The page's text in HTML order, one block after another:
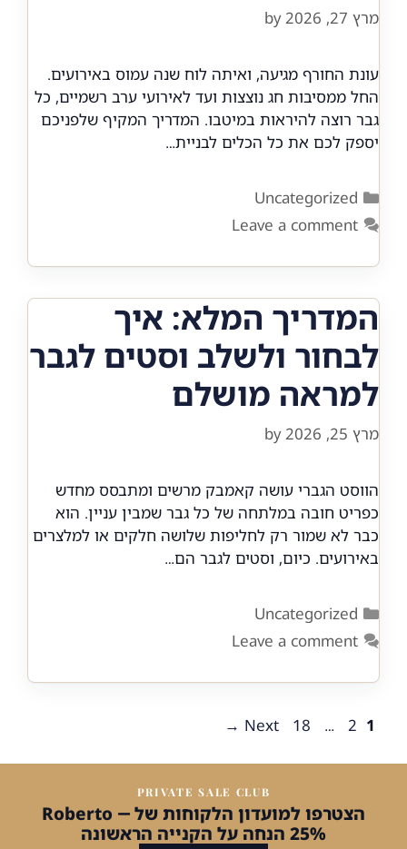
מרץ 27, 2026 by
עונת החורף מגיעה, ואיתה לוח שנה עמוס באירועים.
החל ממסיבות חג נוצצות ועד לאירועי ערב רשמיים, כל
גבר רוצה להיראות במיטבו. המדריך המקיף שלפניכם
יספק לכם את כל הכלים לבניית…
Categories
Uncategorized
Leave a comment
המדריך המלא: איך
לבחור ולשלב וסטים לגבר
למראה מושלם
מרץ 25, 2026 by
הווסט הגברי עושה קאמבק מרשים ומתבסס מחדש
כפריט חובה במלתחה של כל גבר שמבין עניין. הוא
כבר לא שמור רק לחליפות שלושה חלקים או למלצרים
באירועים. כיום, וסטים לגבר הם…
Categories
Uncategorized
Leave a comment
Page
1
Page
2
…
Page
18
Next
→
PRIVATE SALE CLUB
הצטרפו למועדון הלקוחות של Roberto —
25% הנחה על הקנייה הראשונה